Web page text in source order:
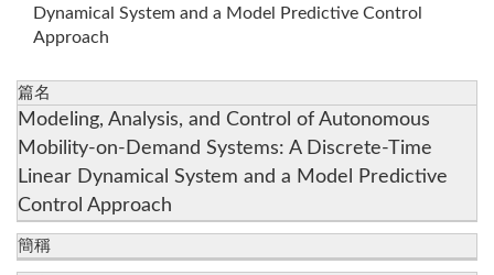
Dynamical System and a Model Predictive Control
Approach
篇名
Modeling, Analysis, and Control of Autonomous
Mobility-on-Demand Systems: A Discrete-Time
Linear Dynamical System and a Model Predictive
Control Approach
簡稱